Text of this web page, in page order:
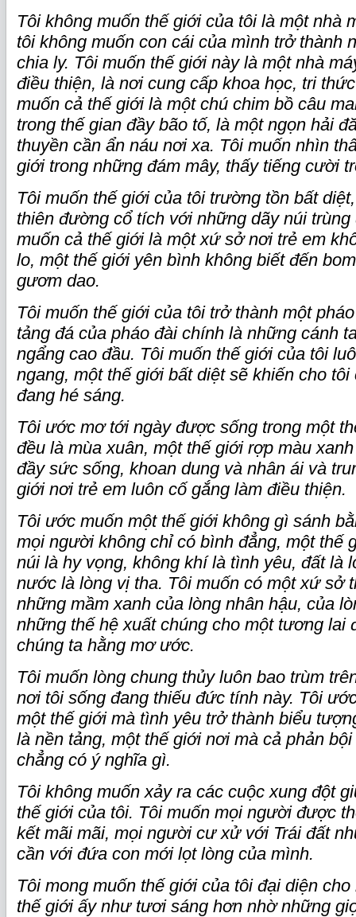
Tôi không muốn thế giới của tôi là một nhà
tôi không muốn con cái của mình trở thành
chia ly. Tôi muốn thế giới này là một nhà
điều thiện, là nơi cung cấp khoa học, tri
muốn cả thế giới là một chú chim bồ câu
trong thế gian đầy bão tố, là một ngọn hải
thuyền cần ẩn náu nơi xa. Tôi muốn nhìn
giới trong những đám mây, thấy tiếng cười
Tôi muốn thế giới của tôi trường tồn bất
thiên đường cổ tích với những dãy núi
muốn cả thế giới là một xứ sở nơi trẻ em
lo, một thế giới yên bình không biết đến
gươm dao.
Tôi muốn thế giới của tôi trở thành một
tảng đá của pháo đài chính là những cánh
ngẩng cao đầu. Tôi muốn thế giới của tôi
ngang, một thế giới bất diệt sẽ khiến cho
đang hé sáng.
Tôi ước mơ tới ngày được sống trong một
đều là mùa xuân, một thế giới rợp màu
đầy sức sống, khoan dung và nhân ái và
giới nơi trẻ em luôn cố gắng làm điều thiện.
Tôi ước muốn một thế giới không gì sánh
mọi người không chỉ có bình đẳng, một thế
núi là hy vọng, không khí là tình yêu, đất là
nước là lòng vị tha. Tôi muốn có một xứ sở
những mầm xanh của lòng nhân hậu, của
những thế hệ xuất chúng cho một tương lai
chúng ta hằng mơ ước.
Tôi muốn lòng chung thủy luôn bao trùm
nơi tôi sống đang thiếu đức tính này. Tôi
một thế giới mà tình yêu trở thành biểu
là nền tảng, một thế giới nơi mà cả phản
chẳng có ý nghĩa gì.
Tôi không muốn xảy ra các cuộc xung đột
thế giới của tôi. Tôi muốn mọi người được
kết mãi mãi, mọi người cư xử với Trái đất
cần với đứa con mới lọt lòng của mình.
Tôi mong muốn thế giới của tôi đại diện
thế giới ấy như tươi sáng hơn nhờ những